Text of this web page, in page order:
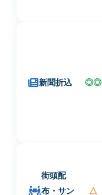
新聞折込 ◎◎
街頭配
布・サン
△